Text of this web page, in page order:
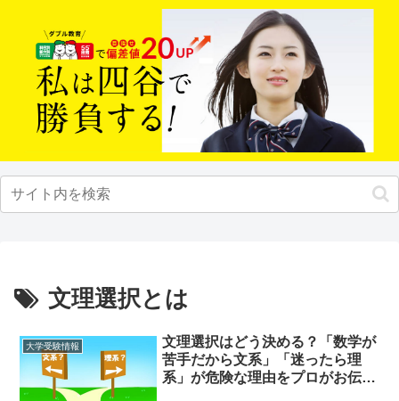
文理選択とは
大学受験情報
文理選択はどう決める？「数学が
苦手だから文系」「迷ったら理
系」が危険な理由をプロがお伝え